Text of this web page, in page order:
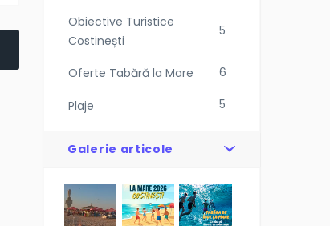
Obiective Turistice
Costinești
5
Oferte Tabără la Mare 6
Plaje 5
Galerie articole